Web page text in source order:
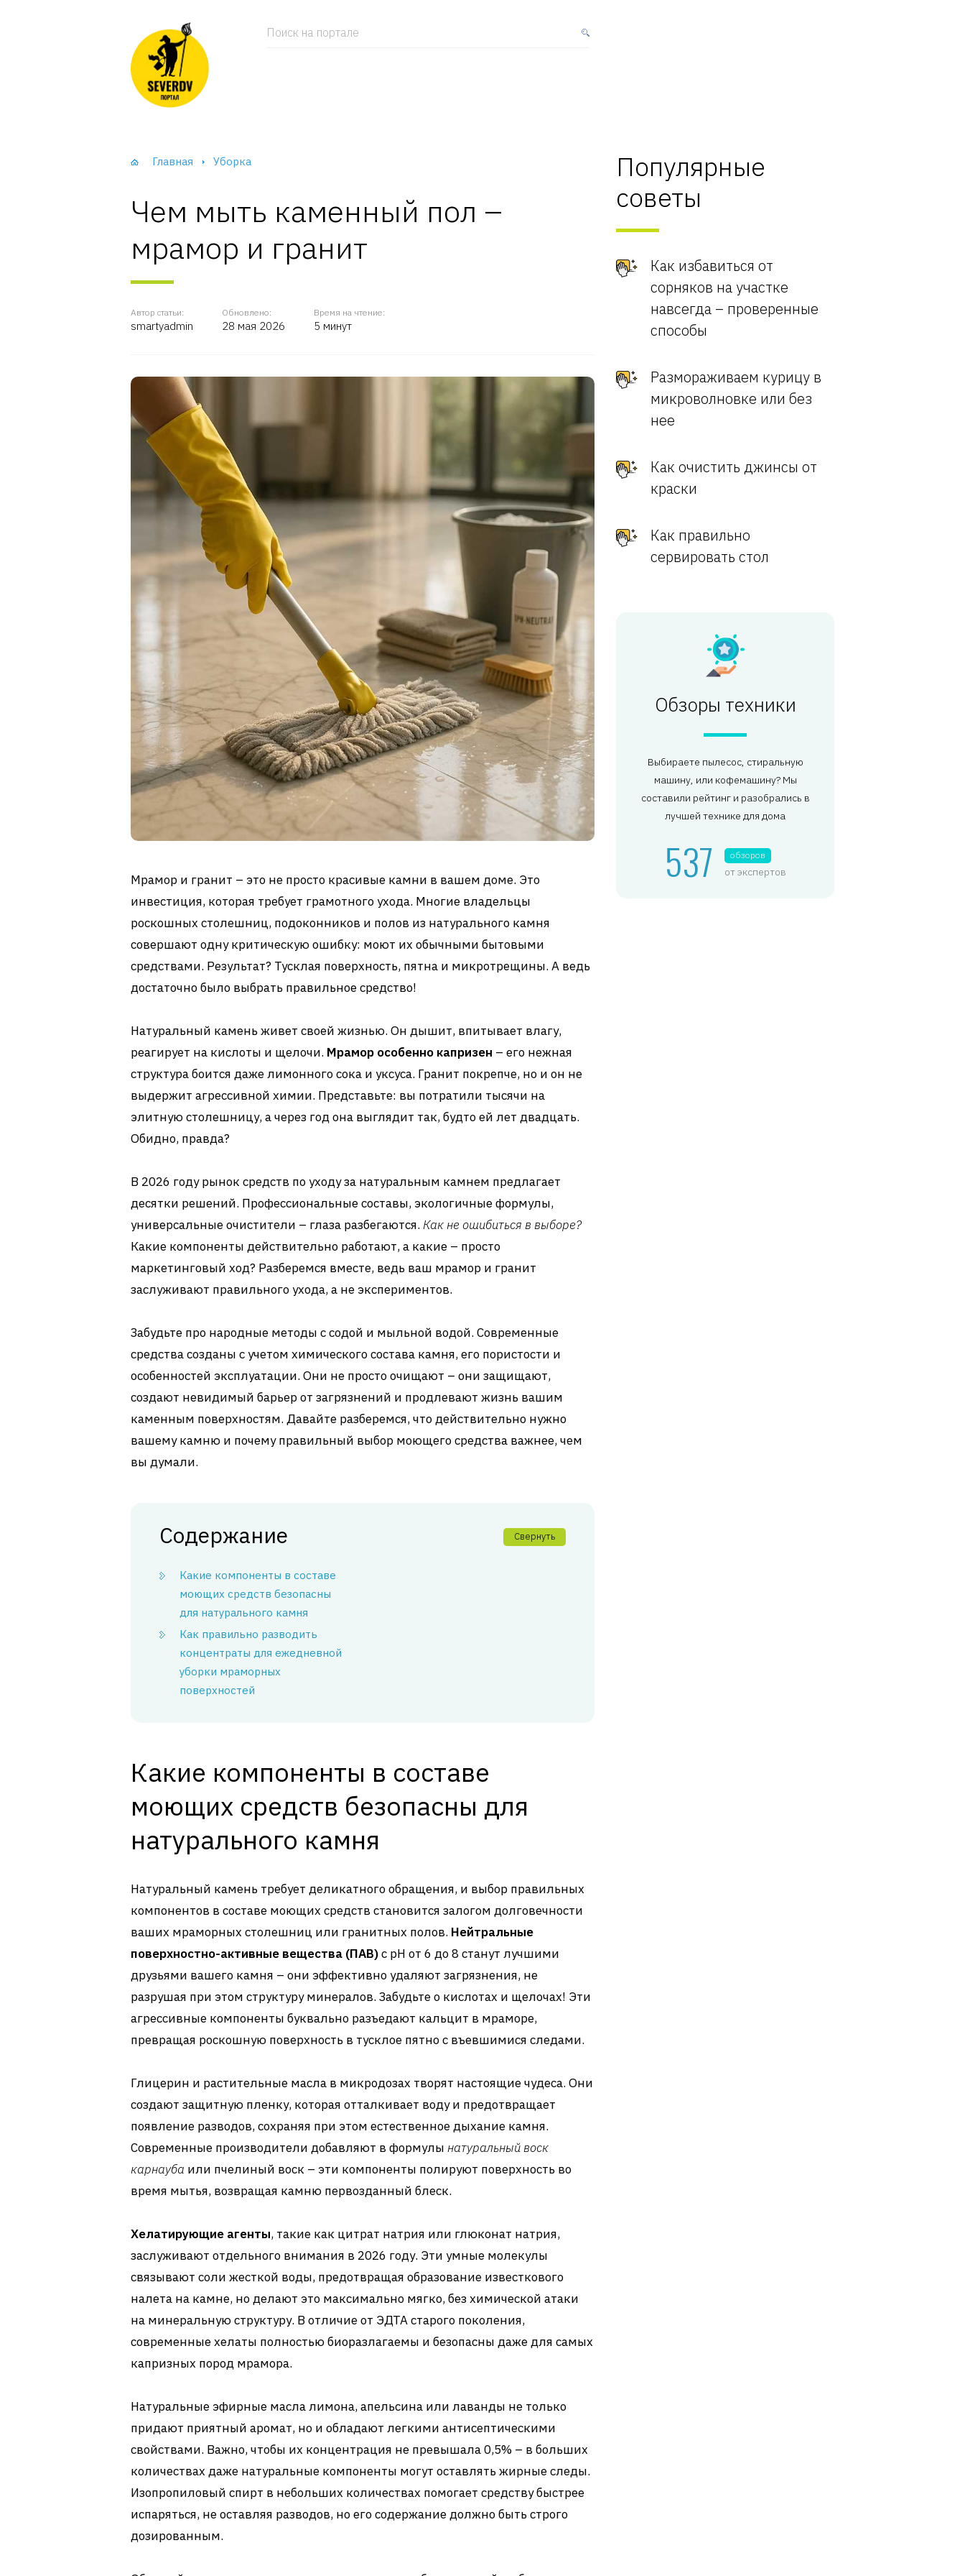
Поиск на портале
Главная Уборка
Чем мыть каменный пол –
мрамор и гранит
Автор статьи:
smartyadmin
Обновлено:
28 мая 2026
Время на чтение:
5 минут
Мрамор и гранит – это не просто красивые камни в вашем доме. Это
инвестиция, которая требует грамотного ухода. Многие владельцы
роскошных столешниц, подоконников и полов из натурального камня
совершают одну критическую ошибку: моют их обычными бытовыми
средствами. Результат? Тусклая поверхность, пятна и микротрещины. А ведь
достаточно было выбрать правильное средство!
Натуральный камень живет своей жизнью. Он дышит, впитывает влагу,
реагирует на кислоты и щелочи. Мрамор особенно капризен – его нежная
структура боится даже лимонного сока и уксуса. Гранит покрепче, но и он не
выдержит агрессивной химии. Представьте: вы потратили тысячи на
элитную столешницу, а через год она выглядит так, будто ей лет двадцать.
Обидно, правда?
В 2026 году рынок средств по уходу за натуральным камнем предлагает
десятки решений. Профессиональные составы, экологичные формулы,
универсальные очистители – глаза разбегаются. Как не ошибиться в выборе?
Какие компоненты действительно работают, а какие – просто
маркетинговый ход? Разберемся вместе, ведь ваш мрамор и гранит
заслуживают правильного ухода, а не экспериментов.
Забудьте про народные методы с содой и мыльной водой. Современные
средства созданы с учетом химического состава камня, его пористости и
особенностей эксплуатации. Они не просто очищают – они защищают,
создают невидимый барьер от загрязнений и продлевают жизнь вашим
каменным поверхностям. Давайте разберемся, что действительно нужно
вашему камню и почему правильный выбор моющего средства важнее, чем
вы думали.
Содержание Свернуть
Какие компоненты в составе
моющих средств безопасны
для натурального камня
Как правильно разводить
концентраты для ежедневной
уборки мраморных
поверхностей
Какие компоненты в составе
моющих средств безопасны для
натурального камня
Натуральный камень требует деликатного обращения, и выбор правильных
компонентов в составе моющих средств становится залогом долговечности
ваших мраморных столешниц или гранитных полов. Нейтральные
поверхностно-активные вещества (ПАВ)с pH от 6 до 8 станут лучшими
друзьями вашего камня – они эффективно удаляют загрязнения, не
разрушая при этом структуру минералов. Забудьте о кислотах и щелочах! Эти
агрессивные компоненты буквально разъедают кальцит в мраморе,
превращая роскошную поверхность в тусклое пятно с въевшимися следами.
Глицерин и растительные масла в микродозах творят настоящие чудеса. Они
создают защитную пленку, которая отталкивает воду и предотвращает
появление разводов, сохраняя при этом естественное дыхание камня.
Современные производители добавляют в формулы натуральный воск
карнауба или пчелиный воск – эти компоненты полируют поверхность во
время мытья, возвращая камню первозданный блеск.
Хелатирующие агенты, такие как цитрат натрия или глюконат натрия,
заслуживают отдельного внимания в 2026 году. Эти умные молекулы
связывают соли жесткой воды, предотвращая образование известкового
налета на камне, но делают это максимально мягко, без химической атаки
на минеральную структуру. В отличие от ЭДТА старого поколения,
современные хелаты полностью биоразлагаемы и безопасны даже для самых
капризных пород мрамора.
Натуральные эфирные масла лимона, апельсина или лаванды не только
придают приятный аромат, но и обладают легкими антисептическими
свойствами. Важно, чтобы их концентрация не превышала 0,5% – в больших
количествах даже натуральные компоненты могут оставлять жирные следы.
Изопропиловый спирт в небольших количествах помогает средству быстрее
испаряться, не оставляя разводов, но его содержание должно быть строго
дозированным.
Популярные
советы
Как избавиться от
сорняков на участке
навсегда – проверенные
способы
Размораживаем курицу в
микроволновке или без
нее
Как очистить джинсы от
краски
Как правильно
сервировать стол
Обзоры техники
Выбираете пылесос, стиральную
машину, или кофемашину? Мы
составили рейтинг и разобрались в
лучшей технике для дома
537 обзоров
от экспертов